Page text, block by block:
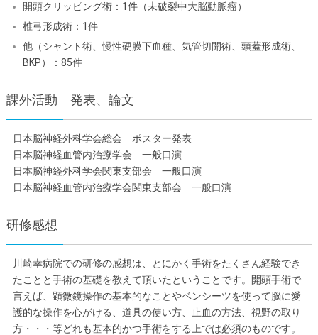
開頭クリッピング術：1件（未破裂中大脳動脈瘤）
椎弓形成術：1件
他（シャント術、慢性硬膜下血種、気管切開術、頭蓋形成術、
BKP）：85件
課外活動 発表、論文
日本脳神経外科学会総会 ポスター発表
日本脳神経血管内治療学会 一般口演
日本脳神経外科学会関東支部会 一般口演
日本脳神経血管内治療学会関東支部会 一般口演
研修感想
川崎幸病院での研修の感想は、とにかく手術をたくさん経験でき
たことと手術の基礎を教えて頂いたということです。開頭手術で
言えば、顕微鏡操作の基本的なことやベンシーツを使って脳に愛
護的な操作を心がける、道具の使い方、止血の方法、視野の取り
方・・・等どれも基本的かつ手術をする上では必須のものです。